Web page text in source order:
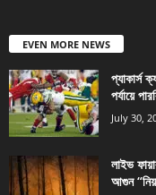
EVEN MORE NEWS
প্যাকার্স
পর্যায়ে
July 30,
লাইভ
আগুন